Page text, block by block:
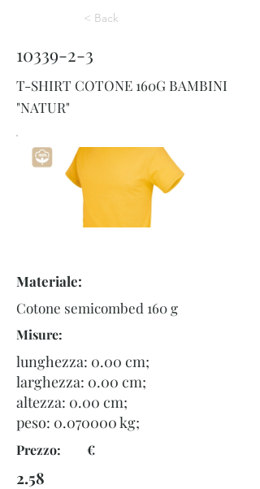
< Back
10339-2-3
T-SHIRT COTONE 160G BAMBINI
"NATUR"
Materiale:
Cotone semicombed 160 g
Misure:
lunghezza: 0.00 cm;
larghezza: 0.00 cm;
altezza: 0.00 cm;
peso: 0.070000kg;
Prezzo: €
2.58